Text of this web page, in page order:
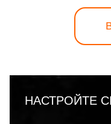
НАСТРОЙТЕ